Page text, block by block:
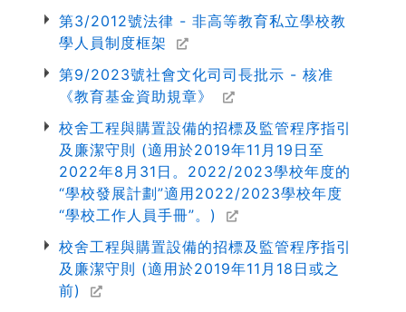
第3/2012號法律 - 非高等教育私立學校教
學人員制度框架
第9/2023號社會文化司司長批示 - 核准
《教育基金資助規章》
校舍工程與購置設備的招標及監管程序指引
及廉潔守則 (適用於2019年11月19日至
2022年8月31日。2022/2023學校年度的
“學校發展計劃”適用2022/2023學校年度
“學校工作人員手冊”。)
校舍工程與購置設備的招標及監管程序指引
及廉潔守則 (適用於2019年11月18日或之
前)